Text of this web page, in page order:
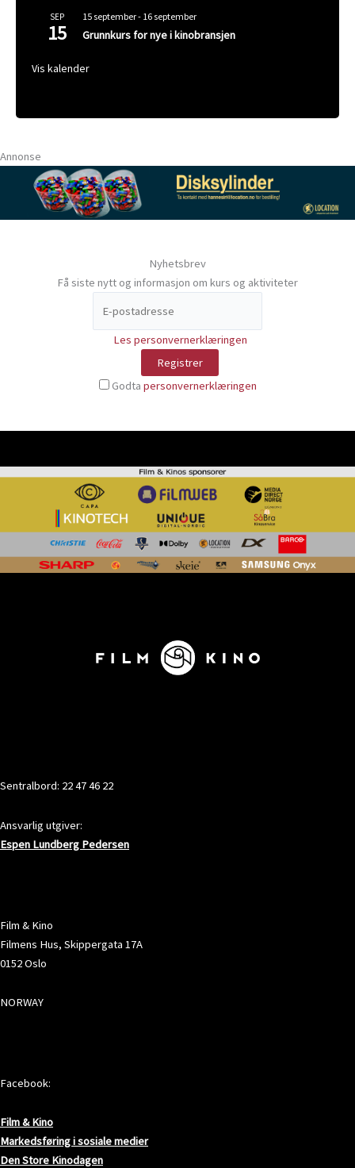
SEP
15
15 september- 16 september
Grunnkurs for nye i kinobransjen
Vis kalender
Annonse
Nyhetsbrev
Få siste nytt og informasjon om kurs og aktiviteter
Les personvernerklæringen
Godta personvernerklæringen
Sentralbord: 22 47 46 22
Ansvarlig utgiver:
Espen Lundberg Pedersen
Film & Kino
Filmens Hus, Skippergata 17A
0152 Oslo
NORWAY
Facebook:
Film & Kino
Markedsføring i sosiale medier
Den Store Kinodagen